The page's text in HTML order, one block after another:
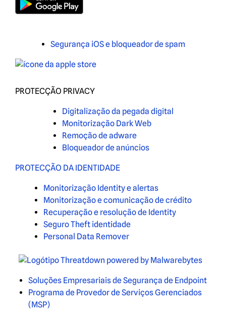
Segurança iOS e bloqueador de spam
PROTECÇÃO PRIVACY
Digitalização da pegada digital
Monitorização Dark Web
Remoção de adware
Bloqueador de anúncios
PROTECÇÃO DA IDENTIDADE
Monitorização Identity e alertas
Monitorização e comunicação de crédito
Recuperação e resolução de Identity
Seguro Theft identidade
Personal Data Remover
Soluções Empresariais de Segurança de Endpoint
Programa de Provedor de Serviços Gerenciados
(MSP)